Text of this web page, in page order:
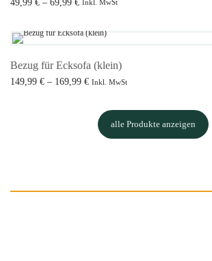
49,99 € – 69,99 €
69,99 €
Inkl. MwSt
Bezug für Ecksofa (klein)
149,99 € – 169,99 €Preisspanne:
169,99 €
Inkl. MwSt
alle Produkte anzeigen